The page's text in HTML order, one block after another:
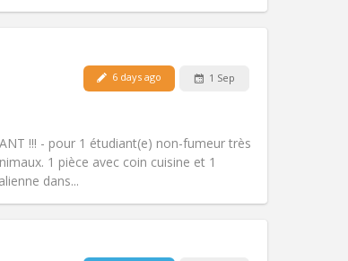
6 days ago 1 Sep
!!! - pour 1 étudiant(e) non-fumeur très
1 pièce avec coin cuisine et 1
dans...
Other
Atmosphere:Calm, warm, studious